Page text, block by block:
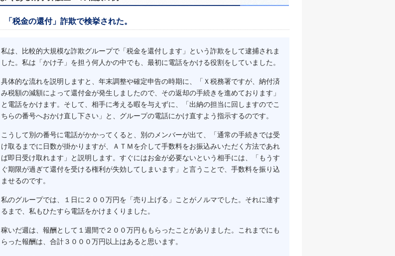
「税金の還付」詐欺で検挙された。
私は、比較的大規模な詐欺グループで「税金を還付します」という詐欺をして逮捕されま
した。私は「かけ子」を担う何人かの中でも、最初に電話をかける役割をしていました。
具体的な流れを説明しますと、年末調整や確定申告の時期に、「Ｘ税務署ですが、納付済
み税額の減額によって還付金が発生しましたので、その返却の手続きを進めております」
と電話をかけます。そして、相手に考える暇を与えずに、「出納の担当に回しますのでこ
ちらの番号へおかけ直し下さい」と、グループの電話にかけ直すよう指示するのです。
こうして別の番号に電話がかかってくると、別のメンバーが出て、「通常の手続きでは受
け取るまでに日数が掛かりますが、ＡＴＭを介して手数料をお振込みいただく方法であれ
ば即日受け取れます」と説明します。すぐにはお金が必要ないという相手には、「もうす
ぐ期限が過ぎて還付を受ける権利が失効してしまいます」と言うことで、手数料を振り込
ませるのです。
私のグループでは、１日に２００万円を「売り上げる」ことがノルマでした。それに達す
るまで、私もひたすら電話をかけまくりました。
稼いだ週は、報酬として１週間で２００万円ももらったことがありました。これまでにも
らった報酬は、合計３０００万円以上はあると思います。